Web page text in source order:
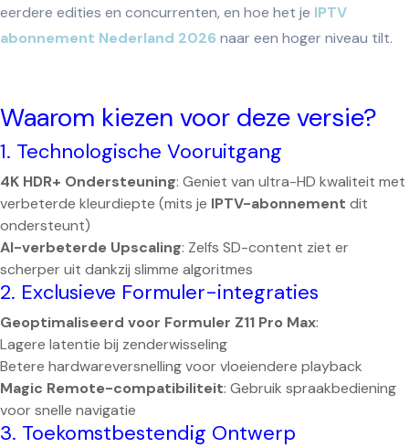
eerdere edities en concurrenten, en hoe het je IPTV
abonnement Nederland 2026 naar een hoger niveau tilt.
Waarom kiezen voor deze versie?
1. Technologische Vooruitgang
4K HDR+ Ondersteuning: Geniet van ultra-HD kwaliteit met
verbeterde kleurdiepte (mits je IPTV-abonnement dit
ondersteunt)
AI-verbeterde Upscaling: Zelfs SD-content ziet er
scherper uit dankzij slimme algoritmes
2. Exclusieve Formuler-integraties
Geoptimaliseerd voor Formuler Z11 Pro Max:
Lagere latentie bij zenderwisseling
Betere hardwareversnelling voor vloeiendere playback
Magic Remote-compatibiliteit: Gebruik spraakbediening
voor snelle navigatie
3. Toekomstbestendig Ontwerp